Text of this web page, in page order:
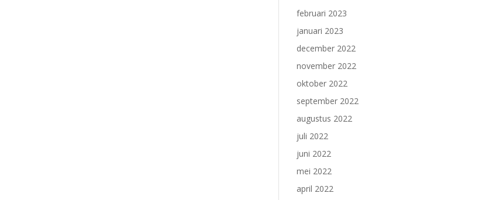
februari 2023
januari 2023
december 2022
november 2022
oktober 2022
september 2022
augustus 2022
juli 2022
juni 2022
mei 2022
april 2022